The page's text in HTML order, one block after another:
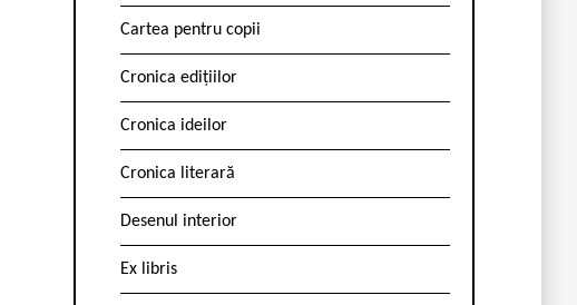
Cartea pentru copii
Cronica edițiilor
Cronica ideilor
Cronica literară
Desenul interior
Ex libris